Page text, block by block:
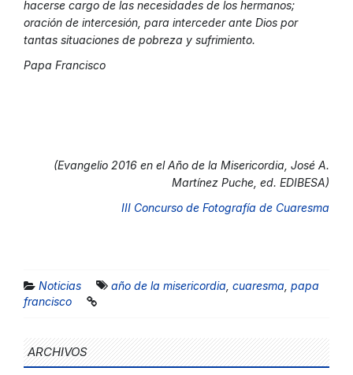
hacerse cargo de las necesidades de los hermanos;
oración de intercesión, para interceder ante Dios por
tantas situaciones de pobreza y sufrimiento.
Papa Francisco
(Evangelio 2016 en el Año de la Misericordia, José A.
Martínez Puche, ed. EDIBESA)
III Concurso de Fotografía de Cuaresma
Noticias año de la misericordia cuaresma papa
francisco
ARCHIVOS